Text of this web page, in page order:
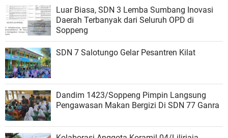
Luar Biasa, SDN 3 Lemba Sumbang Inovasi
Daerah Terbanyak dari Seluruh OPD di
Soppeng
SDN 7 Salotungo Gelar Pesantren Kilat
Dandim 1423/Soppeng Pimpin Langsung
Pengawasan Makan Bergizi Di SDN 77 Ganra